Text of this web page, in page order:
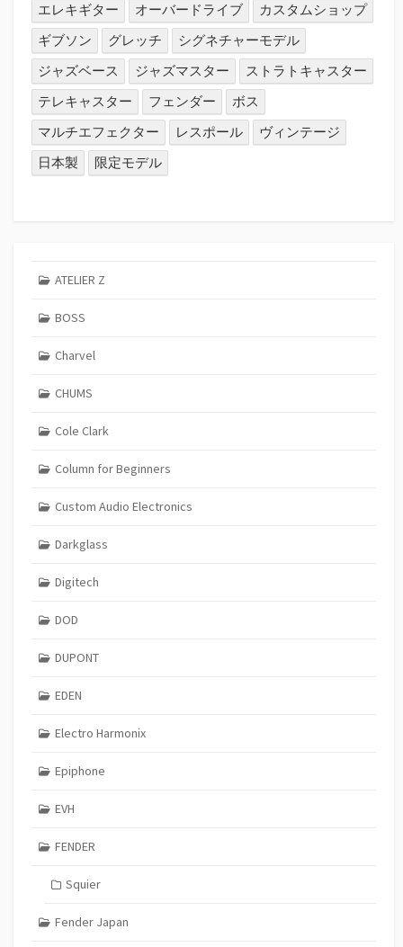
エレキギター
オーバードライブ
カスタムショップ
ギブソン
グレッチ
シグネチャーモデル
ジャズベース
ジャズマスター
ストラトキャスター
テレキャスター
フェンダー
ボス
マルチエフェクター
レスポール
ヴィンテージ
日本製
限定モデル
ATELIER Z
BOSS
Charvel
CHUMS
Cole Clark
Column for Beginners
Custom Audio Electronics
Darkglass
Digitech
DOD
DUPONT
EDEN
Electro Harmonix
Epiphone
EVH
FENDER
Squier
Fender Japan